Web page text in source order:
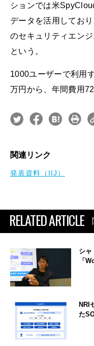
ションでは米
データを活用してお
のセキュリティエン
という。
1000ユーザーで利用
万円から、年間費用
関連リンク
発表資料（IIJ）
RELATED ARTICLE
シ
「
NRI
た